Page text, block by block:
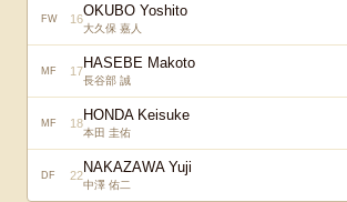
FW 16OKUBO Yoshito
大久保 嘉人
MF 17HASEBE Makoto
長谷部 誠
MF 18HONDA Keisuke
本田 圭佑
DF 22NAKAZAWA Yuji
中澤 佑二